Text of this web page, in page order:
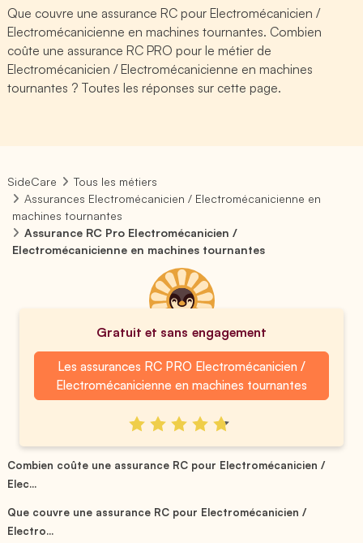
Que couvre une assurance RC pour Electromécanicien /
Electromécanicienne en machines tournantes. Combien
coûte une assurance RC PRO pour le métier de
Electromécanicien / Electromécanicienne en machines
tournantes ? Toutes les réponses sur cette page.
SideCare
Tous les métiers
Assurances Electromécanicien / Electromécanicienne en
machines tournantes
Assurance RC Pro Electromécanicien /
Electromécanicienne en machines tournantes
Gratuit et sans engagement
Les assurances RC PRO Electromécanicien /
Electromécanicienne en machines tournantes
Combien coûte une assurance RC pour Electromécanicien /
Elec...
Que couvre une assurance RC pour Electromécanicien /
Electro...